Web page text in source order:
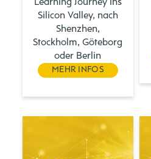
Learning Journey ins
Silicon Valley, nach
Shenzhen,
Stockholm, Göteborg
oder Berlin
MEHR INFOS